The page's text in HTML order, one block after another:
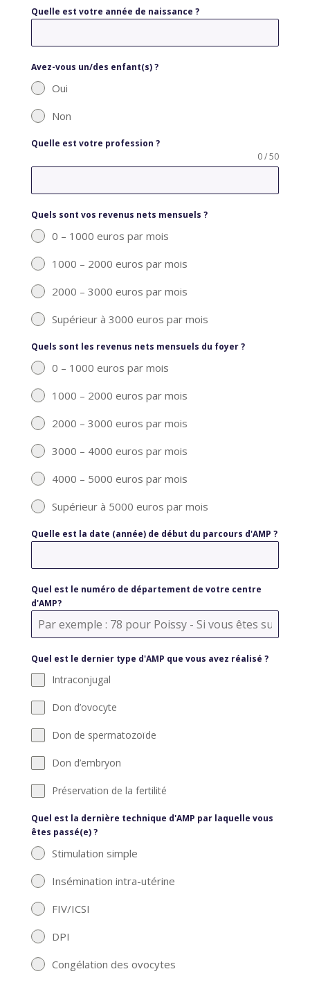
Quelle est votre année de naissance ?
Avez-vous un/des enfant(s) ?
Oui
Non
Quelle est votre profession ?
0 / 50
Quels sont vos revenus nets mensuels ?
0 – 1000 euros par mois
1000 – 2000 euros par mois
2000 – 3000 euros par mois
Supérieur à 3000 euros par mois
Quels sont les revenus nets mensuels du foyer ?
0 – 1000 euros par mois
1000 – 2000 euros par mois
2000 – 3000 euros par mois
3000 – 4000 euros par mois
4000 – 5000 euros par mois
Supérieur à 5000 euros par mois
Quelle est la date (année) de début du parcours d'AMP ?
Quel est le numéro de département de votre centre
d'AMP?
Quel est le dernier type d'AMP que vous avez réalisé ?
Intraconjugal
Don d’ovocyte
Don de spermatozoïde
Don d’embryon
Préservation de la fertilité
Quel est la dernière technique d'AMP par laquelle vous
êtes passé(e) ?
Stimulation simple
Insémination intra-utérine
FIV/ICSI
DPI
Congélation des ovocytes